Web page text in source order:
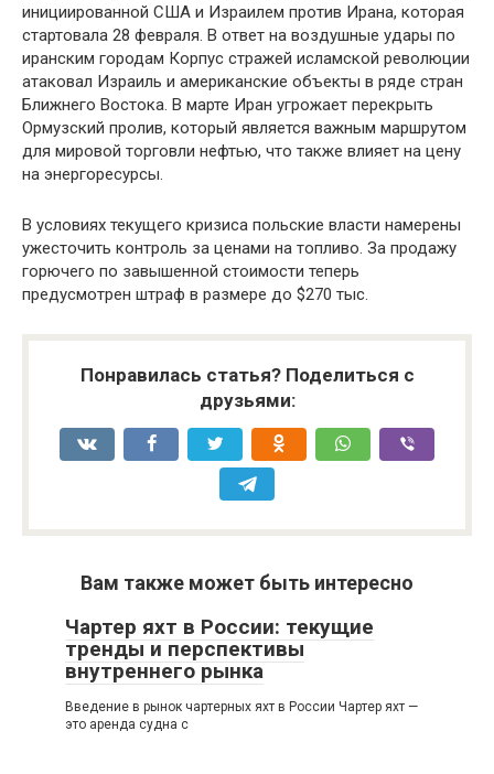
инициированной США и Израилем против Ирана, которая
стартовала 28 февраля. В ответ на воздушные удары по
иранским городам Корпус стражей исламской революции
атаковал Израиль и американские объекты в ряде стран
Ближнего Востока. В марте Иран угрожает перекрыть
Ормузский пролив, который является важным маршрутом
для мировой торговли нефтью, что также влияет на цену
на энергоресурсы.
В условиях текущего кризиса польские власти намерены
ужесточить контроль за ценами на топливо. За продажу
горючего по завышенной стоимости теперь
предусмотрен штраф в размере до $270 тыс.
Понравилась статья? Поделиться с
друзьями:
Вам также может быть интересно
Чартер яхт в России: текущие
тренды и перспективы
внутреннего рынка
Введение в рынок чартерных яхт в России Чартер яхт —
это аренда судна с